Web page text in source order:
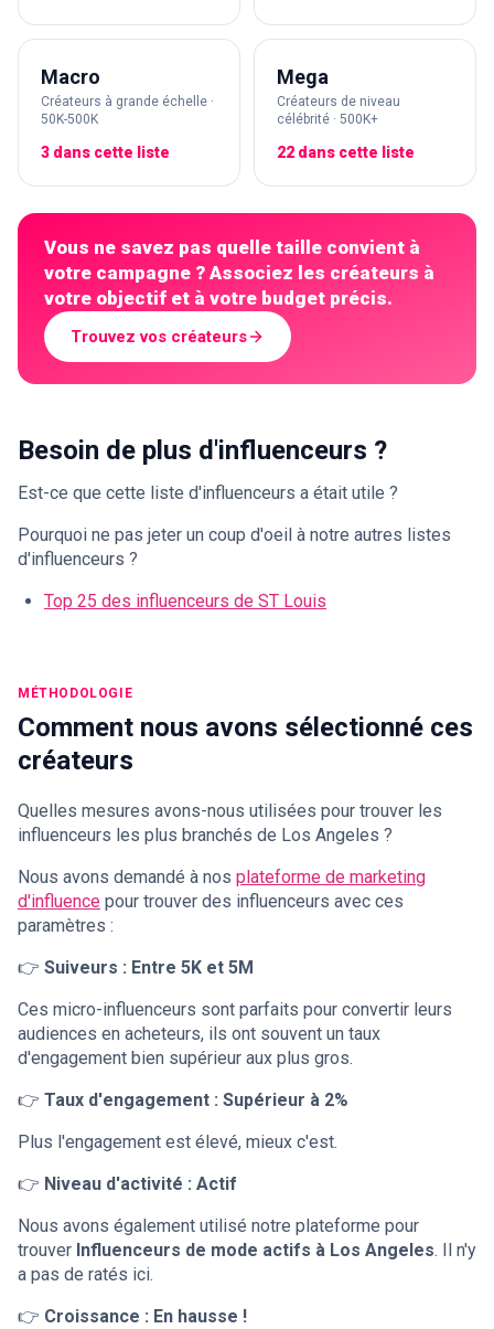
Macro
Créateurs à grande échelle ·
50K-500K
3 dans cette liste
Mega
Créateurs de niveau
célébrité · 500K+
22 dans cette liste
Vous ne savez pas quelle taille convient à
votre campagne ? Associez les créateurs à
votre objectif et à votre budget précis.
Trouvez vos créateurs
Besoin de plus d'influenceurs ?
Est-ce que cette liste d'influenceurs a était utile ?
Pourquoi ne pas jeter un coup d'oeil à notre autres listes
d'influenceurs ?
Top 25 des influenceurs de ST Louis
MÉTHODOLOGIE
Comment nous avons sélectionné ces
créateurs
Quelles mesures avons-nous utilisées pour trouver les
influenceurs les plus branchés de Los Angeles ?
Nous avons demandé à nos plateforme de marketing
d'influence pour trouver des influenceurs avec ces
paramètres :
👉 Suiveurs : Entre 5K et 5M
Ces micro-influenceurs sont parfaits pour convertir leurs
audiences en acheteurs, ils ont souvent un taux
d'engagement bien supérieur aux plus gros.
👉 Taux d'engagement : Supérieur à 2%
Plus l'engagement est élevé, mieux c'est.
👉 Niveau d'activité : Actif
Nous avons également utilisé notre plateforme pour
trouver Influenceurs de mode actifs à Los Angeles. Il n'y
a pas de ratés ici.
👉 Croissance : En hausse !